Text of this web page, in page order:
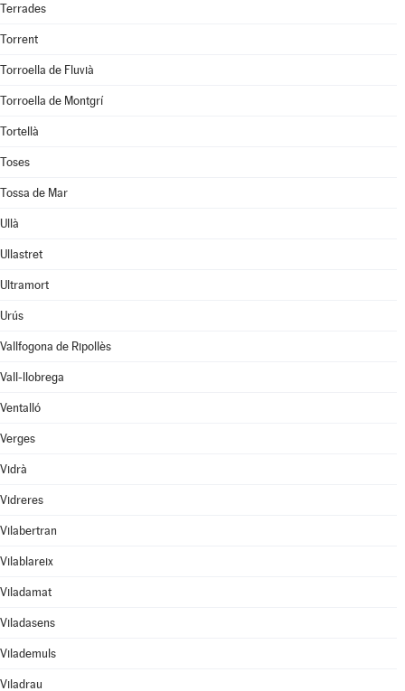
Terrades
Torrent
Torroella de Fluvià
Torroella de Montgrí
Tortellà
Toses
Tossa de Mar
Ullà
Ullastret
Ultramort
Urús
Vallfogona de Ripollès
Vall-llobrega
Ventalló
Verges
Vidrà
Vidreres
Vilabertran
Vilablareix
Viladamat
Viladasens
Vilademuls
Viladrau